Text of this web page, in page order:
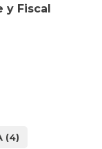
y Fiscal
(4)